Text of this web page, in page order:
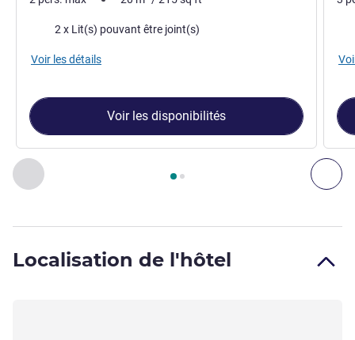
Précédent - Studio
Page , Studio 1 : Studio pour 2 personnes , Studio 2 :
Literie2 x Lit(s) pouvant être joint(s)
Voir les détails
Voir les disponibilités
Localisation de l'hôtel